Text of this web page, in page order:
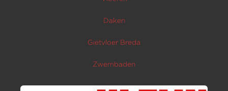
Daken
Gietvloer Breda
Zwembaden